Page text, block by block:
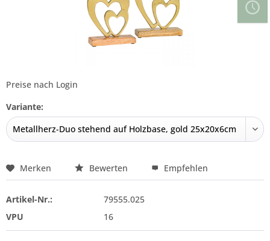
Preise nach Login
Variante:
Merken Bewerten Empfehlen
Artikel-Nr.:
79555.025
VPU
16